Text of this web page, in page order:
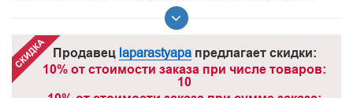
Продавец laparastyapaпредлагает скидки:
10% от стоимости заказа при числе товаров:
10